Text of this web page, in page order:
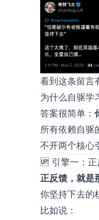
看到这条留言
为什么自驱学
答案很简单：
所有依赖自驱
不开两个核心
🆙 引擎一：正
正反馈，就是
你坚持下去的
比如说：